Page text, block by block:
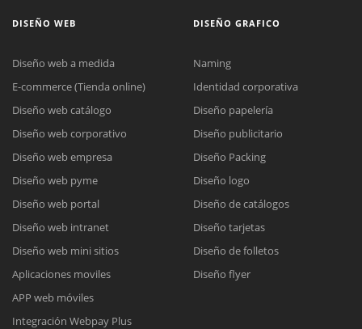
DISEÑO WEB
Diseño web a medida
E-commerce (Tienda online)
Diseño web catálogo
Diseño web corporativo
Diseño web empresa
Diseño web pyme
Diseño web portal
Diseño web intranet
Diseño web mini sitios
Aplicaciones moviles
APP web móviles
Integración Webpay Plus
DISEÑO GRAFICO
Naming
Identidad corporativa
Diseño papelería
Diseño publicitario
Diseño Packing
Diseño logo
Diseño de catálogos
Diseño tarjetas
Diseño de folletos
Diseño flyer